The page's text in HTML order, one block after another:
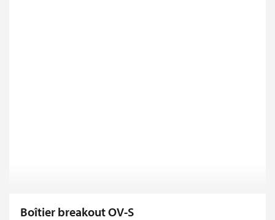
Boîtier breakout OV-S